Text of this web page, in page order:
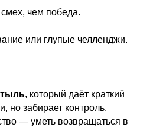
чем победа.
или глупые челленджи.
, который даёт краткий
но забирает контроль.
— уметь возвращаться в